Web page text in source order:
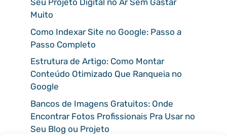
Seu Projeto Digital no Ar Sem Gastar
Muito
Como Indexar Site no Google: Passo a
Passo Completo
Estrutura de Artigo: Como Montar
Conteúdo Otimizado Que Ranqueia no
Google
Bancos de Imagens Gratuitos: Onde
Encontrar Fotos Profissionais Pra Usar no
Seu Blog ou Projeto